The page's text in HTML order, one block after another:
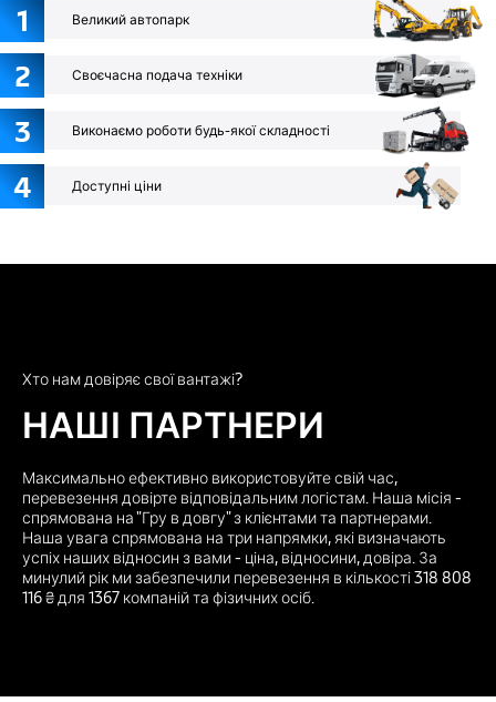
1 Великий автопарк
2 Своєчасна подача техніки
3 Виконаємо роботи будь-якої складності
4 Доступні ціни
Хто нам довіряє свої вантажі?
НАШІ ПАРТНЕРИ
Максимально ефективно використовуйте свій час,
перевезення довірте відповідальним логістам. Наша місія -
спрямована на "Гру в довгу" з клієнтами та партнерами.
Наша увага спрямована на три напрямки, які визначають
успіх наших відносин з вами - ціна, відносини, довіра. За
минулий рік ми забезпечили перевезення в кількості 318 808
116 ₴ для 1367 компаній та фізичних осіб.